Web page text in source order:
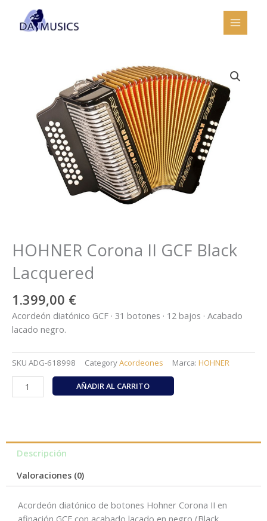
contenido
HOHNER Corona II GCF Black
Lacquered
1.399,00 €
Acordeón diatónico GCF · 31 botones · 12 bajos · Acabado
lacado negro.
SKU ADG-618998 CategoryAcordeones Marca: HOHNER
HOHNER
Corona
Lacquered
AÑADIR AL CARRITO
Descripción
Valoraciones (0)
Acordeón diatónico de botones Hohner Corona II en